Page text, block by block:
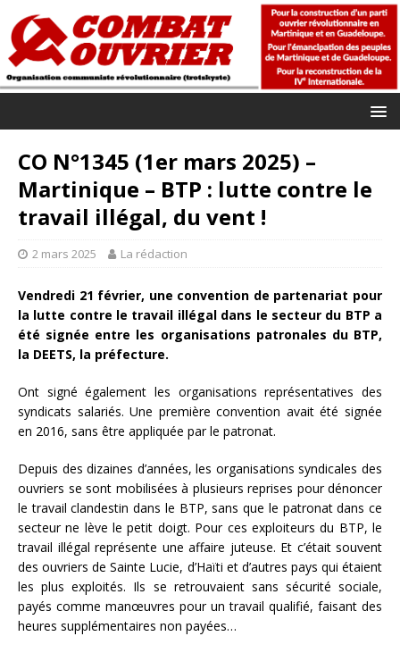
CO N°1345 (1er mars 2025) –
Martinique – BTP : lutte contre le
travail illégal, du vent !
2 mars 2025 La rédaction
Vendredi 21 février, une convention de partenariat pour
la lutte contre le travail illégal dans le secteur du BTP a
été signée entre les organisations patronales du BTP,
la DEETS, la préfecture.
Ont signé également les organisations représentatives des
syndicats salariés. Une première convention avait été signée
en 2016, sans être appliquée par le patronat.
Depuis des dizaines d’années, les organisations syndicales des
ouvriers se sont mobilisées à plusieurs reprises pour dénoncer
le travail clandestin dans le BTP, sans que le patronat dans ce
secteur ne lève le petit doigt. Pour ces exploiteurs du BTP, le
travail illégal représente une affaire juteuse. Et c’était souvent
des ouvriers de Sainte Lucie, d’Haïti et d’autres pays qui étaient
les plus exploités. Ils se retrouvaient sans sécurité sociale,
payés comme manœuvres pour un travail qualifié, faisant des
heures supplémentaires non payées…